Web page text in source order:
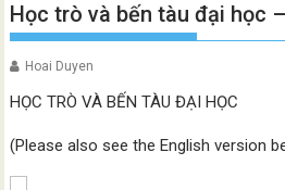
Học trò và bến tàu đại học
Hoai Duyen
HỌC TRÒ VÀ BẾN TÀU ĐẠI HỌC
(Please also see the English version